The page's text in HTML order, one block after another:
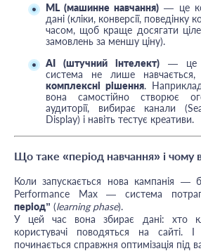
ML (машинне навчання) — це
дані (кліки, конверсії, поведінку
часом, щоб краще досягати
замовлень за меншу ціну).
AI (штучний інтелект) — це
система не лише
комплексні рішення.
вона самостійно створює
аудиторії, вибирає канали
Display) і навіть тестує креативи.
Що таке «період навчання» і чому
Коли запускається нова кампанія —
Performance Max — система
період” (learning phase).
У цей час вона збирає дані: хто
користувачі поводяться на сайті. І
починається справжня оптимізація під